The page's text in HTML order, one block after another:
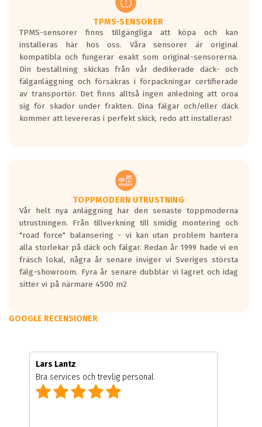
TPMS-SENSORER
TPMS-sensorer finns tillgängliga att köpa och kan
installeras här hos oss. Våra sensorer är original
kompatibla och fungerar exakt som original-sensorerna.
Din beställning skickas från vår dedikerade däck- och
fälganläggning och försäkras i förpackningar certifierade
av transportör. Det finns alltså ingen anledning att oroa
sig för skador under frakten. Dina fälgar och/eller däck
kommer att levereras i perfekt skick, redo att installeras!
TOPPMODERN UTRUSTNING
Vår helt nya anläggning har den senaste toppmoderna
utrustningen. Från tillverkning till smidig montering och
"road force" balansering - vi kan utan problem hantera
alla storlekar på däck och fälgar. Redan år 1999 hade vi en
fräsch lokal, några år senare inviger vi Sveriges största
fälg-showroom. Fyra år senare dubblar vi lagret och idag
sitter vi på närmare 4500 m2
GOOGLE RECENSIONER
Lars Lantz
Bra services och trevlig personal.